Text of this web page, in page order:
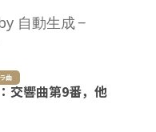
自動生成
曲
交響曲第9番，他